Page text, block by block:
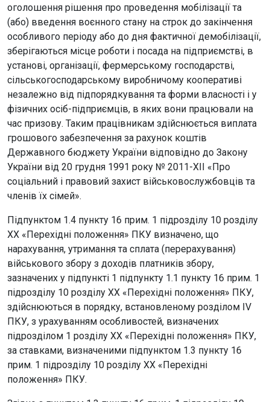
оголошення рішення про проведення мобілізації та
(або) введення воєнного стану на строк до закінчення
особливого періоду або до дня фактичної демобілізації,
зберігаються місце роботи і посада на підприємстві, в
установі, організації, фермерському господарстві,
сільськогосподарському виробничому кооперативі
незалежно від підпорядкування та форми власності і у
фізичних осіб-підприємців, в яких вони працювали на
час призову. Таким працівникам здійснюється виплата
грошового забезпечення за рахунок коштів
Державного бюджету України відповідно до Закону
України від 20 грудня 1991 року № 2011-XІІ «Про
соціальний і правовий захист військовослужбовців та
членів їх сімей».
Підпунктом 1.4 пункту 16 прим. 1 підрозділу 10 розділу
ХХ «Перехідні положення» ПКУ визначено, що
нарахування, утримання та сплата (перерахування)
військового збору з доходів платників збору,
зазначених у підпункті 1 підпункту 1.1 пункту 16 прим. 1
підрозділу 10 розділу XX «Перехідні положення» ПКУ,
здійснюються в порядку, встановленому розділом IV
ПКУ, з урахуванням особливостей, визначених
підрозділом 1 розділу XX «Перехідні положення» ПКУ,
за ставками, визначеними підпунктом 1.3 пункту 16
прим. 1 підрозділу 10 розділу XX «Перехідні
положення» ПКУ.